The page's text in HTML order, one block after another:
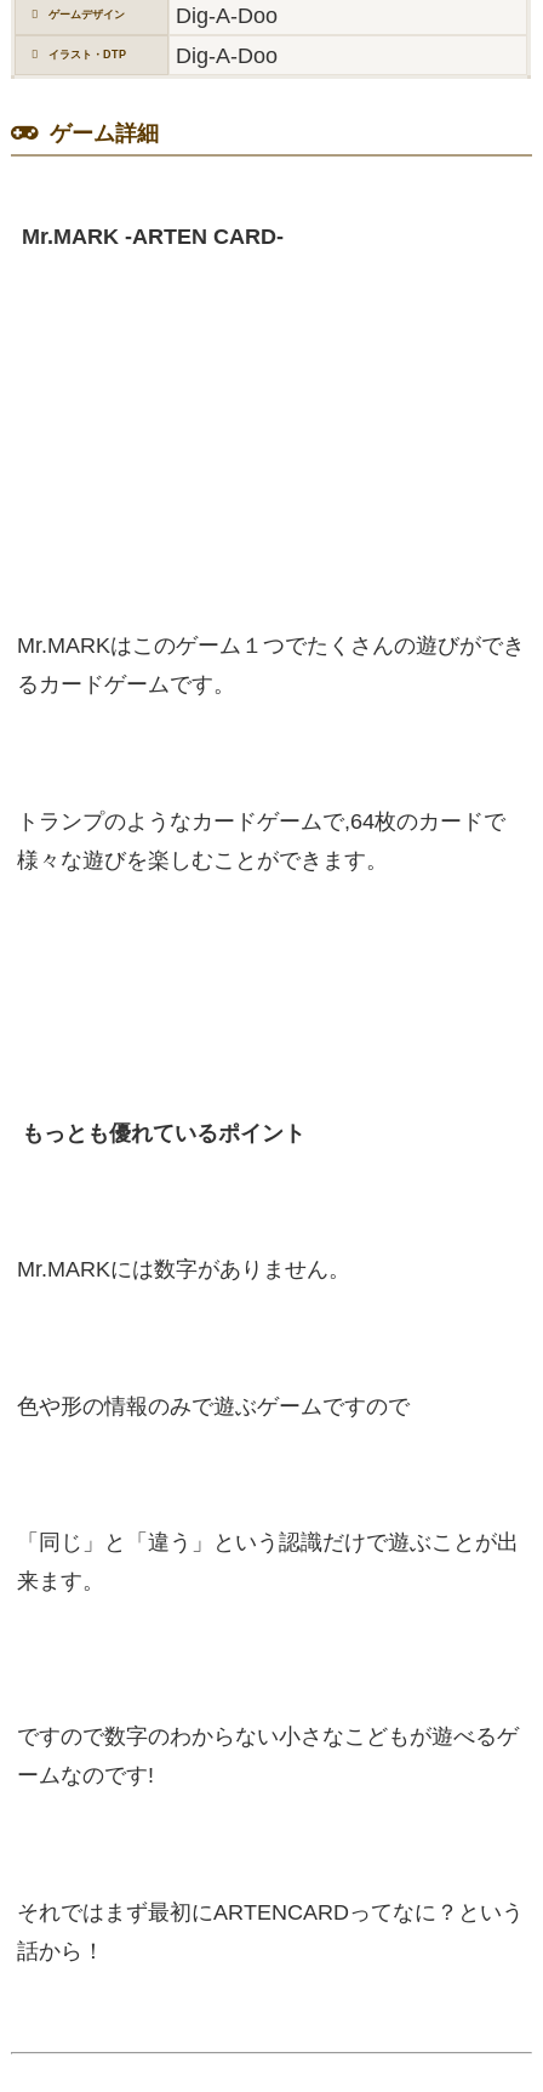
ゲームデザイン Dig-A-Doo
イラスト・DTP Dig-A-Doo
ゲーム詳細
Mr.MARK -ARTEN CARD-
Mr.MARKはこのゲーム１つでたくさんの遊びができ
るカードゲームです。
トランプのようなカードゲームで,64枚のカードで
様々な遊びを楽しむことができます。
もっとも優れているポイント
Mr.MARKには数字がありません。
色や形の情報のみで遊ぶゲームですので
「同じ」と「違う」という認識だけで遊ぶことが出
来ます。
ですので数字のわからない小さなこどもが遊べるゲ
ームなのです!
それではまず最初にARTENCARDってなに？という
話から！